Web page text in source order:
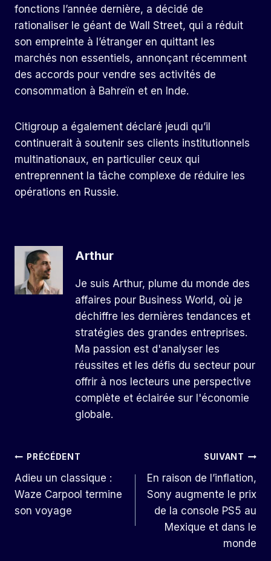
fonctions l’année dernière, a décidé de
rationaliser le géant de Wall Street, qui a réduit
son empreinte à l’étranger en quittant les
marchés non essentiels, annonçant récemment
des accords pour vendre ses activités de
consommation à Bahreïn et en Inde.
Citigroup a également déclaré jeudi qu’il
continuerait à soutenir ses clients institutionnels
multinationaux, en particulier ceux qui
entreprennent la tâche complexe de réduire les
opérations en Russie.
Arthur
Je suis Arthur, plume du monde des
affaires pour Business World, où je
déchiffre les dernières tendances et
stratégies des grandes entreprises.
Ma passion est d'analyser les
réussites et les défis du secteur pour
offrir à nos lecteurs une perspective
complète et éclairée sur l'économie
globale.
Navigation
De
L’article
PRÉCÉDENT
Adieu un classique :
Waze Carpool termine
son voyage
SUIVANT
En raison de l’inflation,
Sony augmente le prix
de la console PS5 au
Mexique et dans le
monde